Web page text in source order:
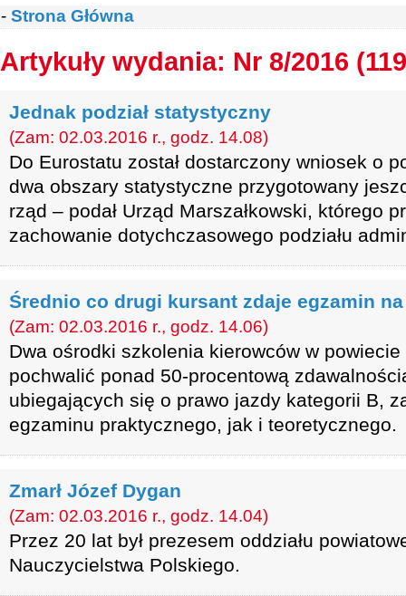
- Strona Główna
Artykuły wydania: Nr 8/2016
Jednak podział statystyczny
(Zam: 02.03.2016 r., godz. 14.08)
Do Eurostatu został dostarczony wniosek o
dwa obszary statystyczne przygotowany
rząd – podał Urząd Marszałkowski, którego
zachowanie dotychczasowego podziału
Średnio co drugi kursant zdaje egzamin
(Zam: 02.03.2016 r., godz. 14.06)
Dwa ośrodki szkolenia kierowców w
pochwalić ponad 50-procentową
ubiegających się o prawo jazdy kategorii B,
egzaminu praktycznego, jak i teoretycznego.
Zmarł Józef Dygan
(Zam: 02.03.2016 r., godz. 14.04)
Przez 20 lat był prezesem oddziału
Nauczycielstwa Polskiego.